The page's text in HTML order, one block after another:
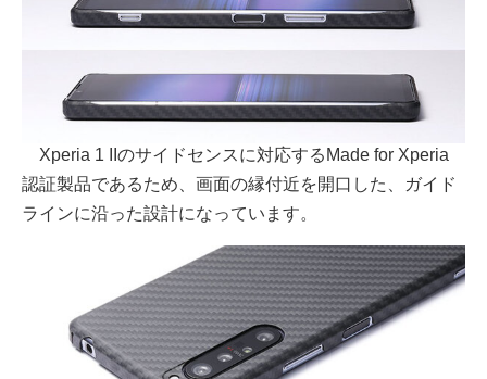
Xperia 1 IIのサイドセンスに対応するMade for Xperia
認証製品であるため、画面の縁付近を開口した、ガイド
ラインに沿った設計になっています。